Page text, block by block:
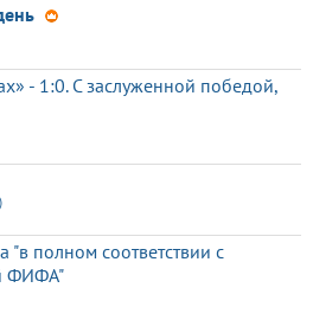
- 1:0. С заслуженной победой,
"в полном соответствии с
ФИФА"